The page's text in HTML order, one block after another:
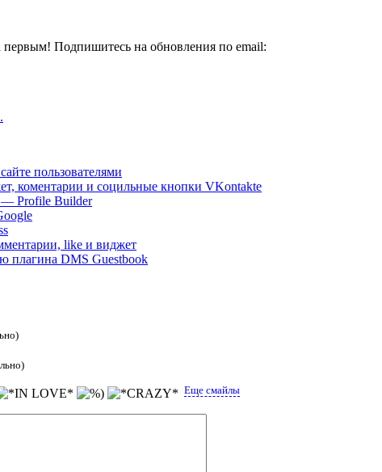
первым! Подпишитесь на обновления по email:
пользователями
коментарии и социльные кнопки VKontakte
— Profile Builder
like и виджет
плагина DMS Guestbook
Еще смайлы